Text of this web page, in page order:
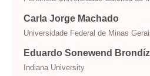
Carla Jorge Machado
Universidade Federal de Minas
Eduardo Sonewend
Indiana University